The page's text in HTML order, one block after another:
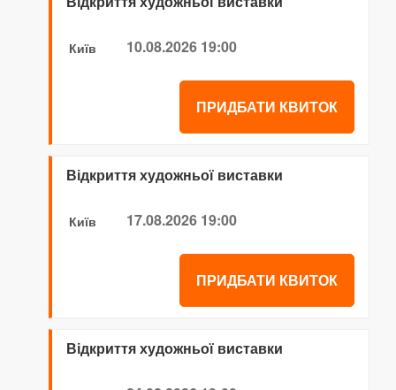
Київ 10.08.2026 19:00
ПРИДБАТИ КВИТОК
Відкриття художньої виставки
Київ 17.08.2026 19:00
ПРИДБАТИ КВИТОК
Відкриття художньої виставки